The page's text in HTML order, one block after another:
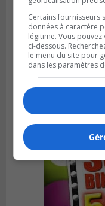
BOUCHERVILLE
Publié le 27 juillet 2026
Metro prend
personnel cadre
Certains fournisseurs
données à caractère
légitime. Vous
ci-dessous.
le menu du site pour
dans les paramètres